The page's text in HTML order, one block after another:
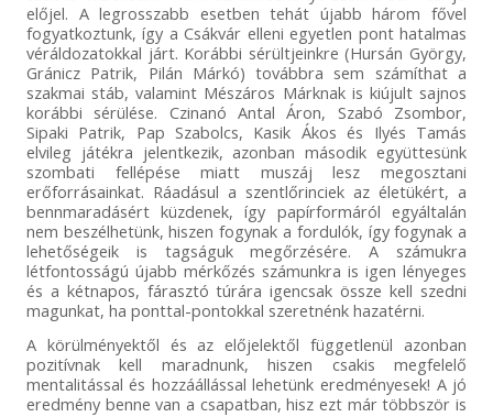
előjel. A legrosszabb esetben tehát újabb három fővel
fogyatkoztunk, így a Csákvár elleni egyetlen pont hatalmas
véráldozatokkal járt. Korábbi sérültjeinkre (Hursán György,
Gránicz Patrik, Pilán Márkó) továbbra sem számíthat a
szakmai stáb, valamint Mészáros Márknak is kiújult sajnos
korábbi sérülése. Czinanó Antal Áron, Szabó Zsombor,
Sipaki Patrik, Pap Szabolcs, Kasik Ákos és Ilyés Tamás
elvileg játékra jelentkezik, azonban második együttesünk
szombati fellépése miatt muszáj lesz megosztani
erőforrásainkat. Ráadásul a szentlőrinciek az életükért, a
bennmaradásért küzdenek, így papírformáról egyáltalán
nem beszélhetünk, hiszen fogynak a fordulók, így fogynak a
lehetőségeik is tagságuk megőrzésére. A számukra
létfontosságú újabb mérkőzés számunkra is igen lényeges
és a kétnapos, fárasztó túrára igencsak össze kell szedni
magunkat, ha ponttal-pontokkal szeretnénk hazatérni.
A körülményektől és az előjelektől függetlenül azonban
pozitívnak kell maradnunk, hiszen csakis megfelelő
mentalitással és hozzáállással lehetünk eredményesek! A jó
eredmény benne van a csapatban, hisz ezt már többször is